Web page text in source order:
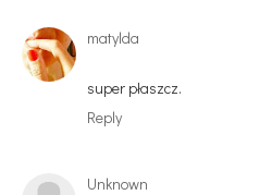
matylda
super płaszcz.
Reply
Unknown